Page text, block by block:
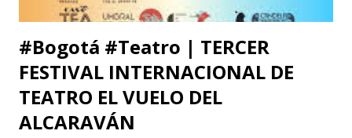
#Bogotá #Teatro | TERCER
FESTIVAL INTERNACIONAL DE
TEATRO EL VUELO DEL
ALCARAVÁN